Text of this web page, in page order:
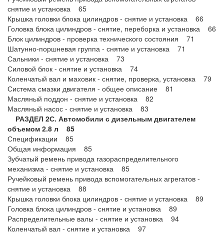
снятие и установка 65
Крышка головки блока цилиндров - снятие и установка 66
Головка блока цилиндров - снятие, переборка и установка 66
Блок цилиндров - проверка технического состояния 71
Шатунно-поршневая группа - снятие и установка 71
Сальники - снятие и установка 73
Силовой блок - снятие и установка 74
Коленчатый вал и маховик - снятие, проверка, установка 79
Система смазки двигателя - общее описание 81
Масляный поддон - снятие и установка 82
Масляный насос - снятие и установка 83
РАЗДЕЛ 2С. Автомобили с дизельным двигателем
объемом 2.8 л 85
Спецификации 85
Общая информация 85
Зубчатый ремень привода газораспределительного
механизма - снятие и установка 85
Ручейковый ремень привода вспомогательных агрегатов -
снятие и установка 88
Крышка головки блока цилиндров - снятие и установка 89
Головка блока цилиндров - снятие и установка 89
Распределительные валы - снятие и установка 94
Коленчатый вал - снятие и установка 97